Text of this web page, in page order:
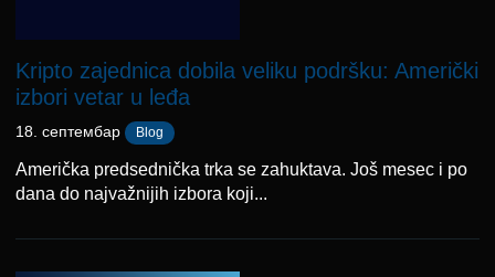
Kripto zajednica dobila veliku podršku: Američki
izbori vetar u leđa
18. септембар Blog
Američka predsednička trka se zahuktava. Još mesec i po
dana do najvažnijih izbora koji...